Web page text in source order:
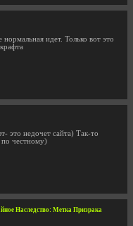
идет. Только вот это
это недочет сайта) Так-то
честному)
Наследство: Метка Призрака